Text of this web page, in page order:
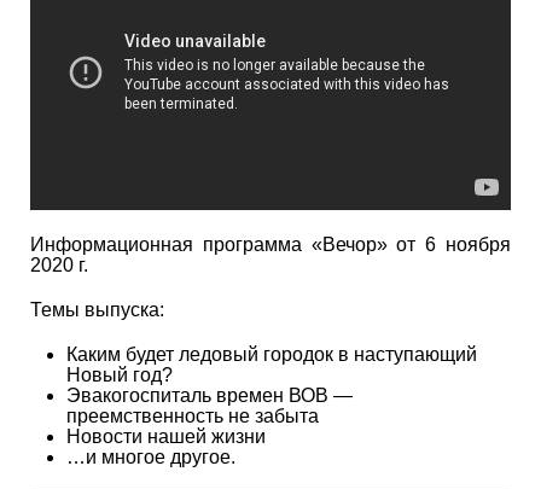
Информационная программа «Вечор» от 6 ноября
2020 г.
Темы выпуска:
Каким будет ледовый городок в наступающий
Новый год?
Эвакогоспиталь времен ВОВ —
преемственность не забыта
Новости нашей жизни
…и многое другое.